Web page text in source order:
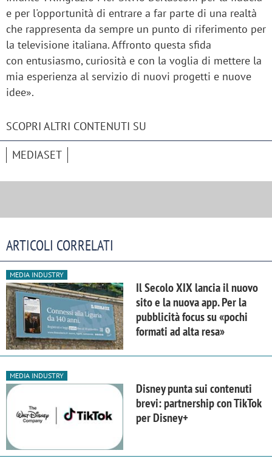
e per l'opportunità di entrare a far parte di una realtà
che rappresenta da sempre un punto di riferimento per
la televisione italiana. Affronto questa sfida
con entusiasmo, curiosità e con la voglia di mettere la
mia esperienza al servizio di nuovi progetti e nuove
idee».
SCOPRI ALTRI CONTENUTI SU
MEDIASET
ARTICOLI CORRELATI
MEDIA INDUSTRY
Il Secolo XIX lancia il nuovo
sito e la nuova app. Per la
pubblicità focus su «pochi
formati ad alta resa»
MEDIA INDUSTRY
Disney punta sui contenuti
brevi: partnership con TikTok
per Disney+